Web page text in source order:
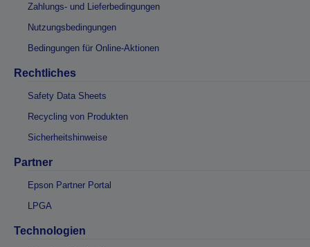
Zahlungs- und Lieferbedingungen
Nutzungsbedingungen
Bedingungen für Online-Aktionen
Rechtliches
Safety Data Sheets
Recycling von Produkten
Sicherheitshinweise
Partner
Epson Partner Portal
LPGA
Technologien